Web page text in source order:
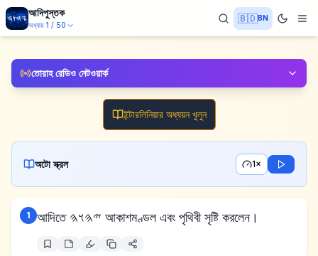
আদিপুস্তক
অধ্যায় 1 / 50
🇧🇩BN
তোরাহ রেডিও নেটওয়ার্ক
ইন্টারলিনিয়ার অধ্যয়ন খুলুন
অটো স্ক্রল 1×
1 আদিতে 𐤉𐤄𐤅𐤄 আকাশমণ্ডল এবং পৃথিবী সৃষ্টি করলেন।